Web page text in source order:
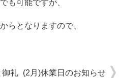
も可能ですが、
らとなりますので、
御礼 (2月)休業日のお知らせ